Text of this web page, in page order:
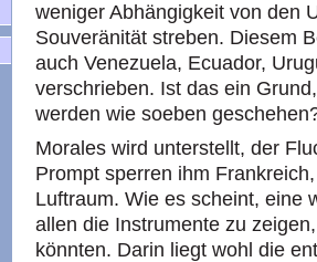
weniger Abhängigkeit von den
Souveränität streben. Diesem
auch Venezuela, Ecuador,
verschrieben. Ist das ein
werden wie soeben
Morales wird unterstellt, der
Prompt sperren ihm
Luftraum. Wie es scheint, eine
allen die Instrumente zu
könnten. Darin liegt wohl die